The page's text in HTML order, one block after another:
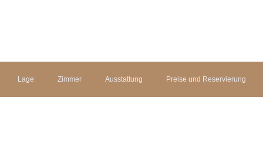
Lage Zimmer Ausstattung Preise und Reservierung